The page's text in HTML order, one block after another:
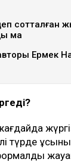
сотталған
ма
Ермек
түрде